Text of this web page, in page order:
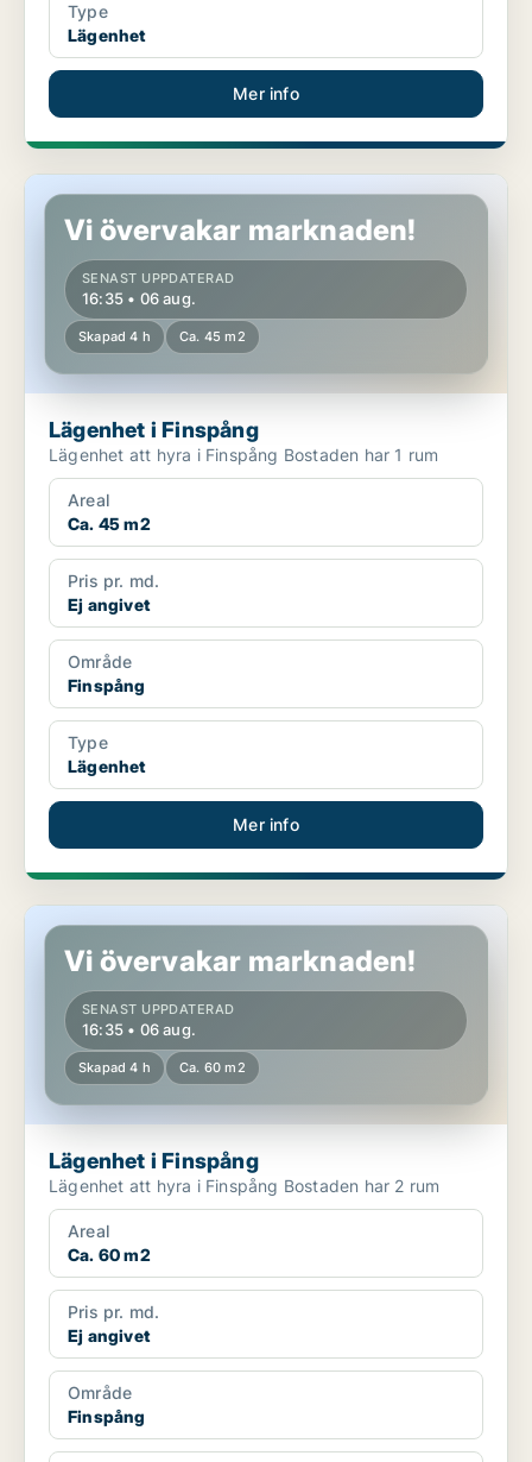
Type
Lägenhet
Mer info
Lägenhet i Finspång
Vi övervakar marknaden!
SENAST UPPDATERAD
16:35 • 06 aug.
Skapad 4 h Ca. 45 m2
Lägenhet i Finspång
Lägenhet att hyra i Finspång Bostaden har 1 rum
Areal
Ca. 45 m2
Pris pr. md.
Ej angivet
Område
Finspång
Type
Lägenhet
Mer info
Lägenhet i Finspång
Vi övervakar marknaden!
SENAST UPPDATERAD
16:35 • 06 aug.
Skapad 4 h Ca. 60 m2
Lägenhet i Finspång
Lägenhet att hyra i Finspång Bostaden har 2 rum
Areal
Ca. 60 m2
Pris pr. md.
Ej angivet
Område
Finspång